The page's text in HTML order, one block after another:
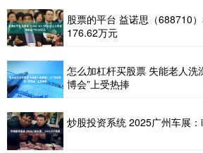
股票的平台 益诺思（688710
176.62万元
怎么加杠杆买股票 失能老人洗
博会”上受热捧
炒股投资系统 2025广州车展